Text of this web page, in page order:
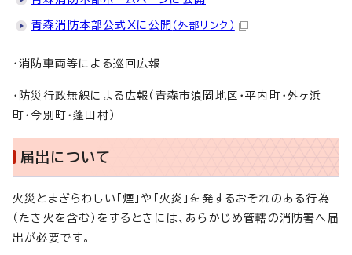
青森消防本部公式Xに公開 （外部リンク）
・消防車両等による巡回広報
・防災行政無線による広報（青森市浪岡地区・平内町・外ヶ浜
町・今別町・蓬田村）
届出について
火災とまぎらわしい「煙」や「火炎」を発するおそれのある行為
（たき火を含む）をするときには、あらかじめ管轄の消防署へ届
出が必要です。